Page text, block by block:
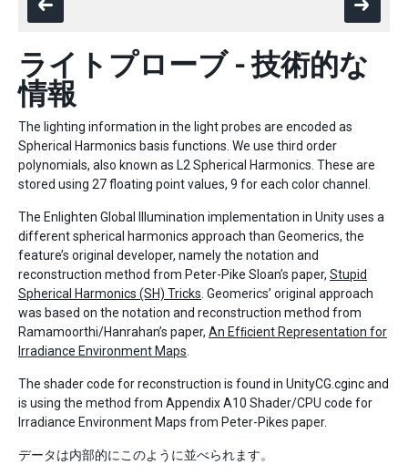
ライトプローブ - 技術的な
情報
The lighting information in the light probes are encoded as
Spherical Harmonics basis functions. We use third order
polynomials, also known as L2 Spherical Harmonics. These are
stored using 27 floating point values, 9 for each color channel.
The Enlighten Global Illumination implementation in Unity uses a
different spherical harmonics approach than Geomerics, the
feature’s original developer, namely the notation and
reconstruction method from Peter-Pike Sloan’s paper, Stupid
Spherical Harmonics (SH) Tricks . Geomerics’ original approach
was based on the notation and reconstruction method from
Ramamoorthi/Hanrahan’s paper, An Efﬁcient Representation for
Irradiance Environment Maps
The shader code for reconstruction is found in UnityCG.cginc and
is using the method from Appendix A10 Shader/CPU code for
Irradiance Environment Maps from Peter-Pikes paper.
データは内部的にこのように並べられます。